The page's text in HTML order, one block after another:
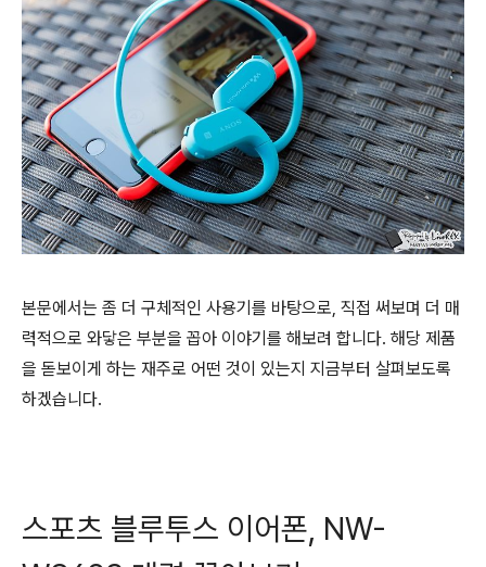
본문에서는 좀 더 구체적인 사용기를 바탕으로, 직접 써보며 더 매
력적으로 와닿은 부분을 꼽아 이야기를 해보려 합니다. 해당 제품
을 돋보이게 하는 재주로 어떤 것이 있는지 지금부터 살펴보도록
하겠습니다.
스포츠 블루투스 이어폰, NW-